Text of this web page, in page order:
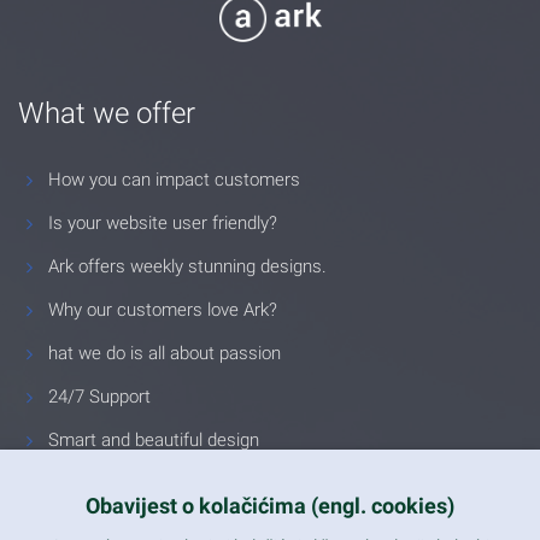
What we offer
How you can impact customers
Is your website user friendly?
Ark offers weekly stunning designs.
Why our customers love Ark?
hat we do is all about passion
24/7 Support
Smart and beautiful design
Obavijest o kolačićima (engl. cookies)